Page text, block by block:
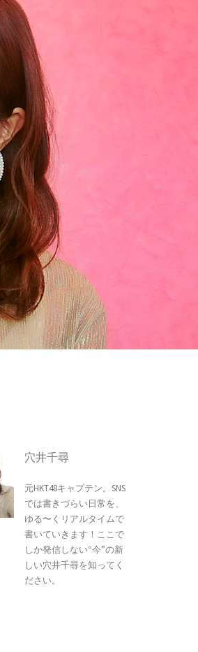
穴井千尋
元HKT48キャプテン。SNS
では書きづらい日常を、
ゆる〜くリアルタイムで
書いていきます！ここで
しか発信しない“今”の新
しい穴井千尋を知ってく
ださい。